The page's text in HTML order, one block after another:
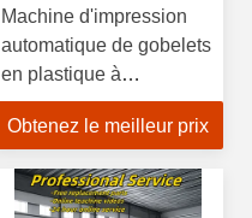
Machine d'impression
automatique de gobelets
en plastique à
décomposition
Obtenez le meilleur prix